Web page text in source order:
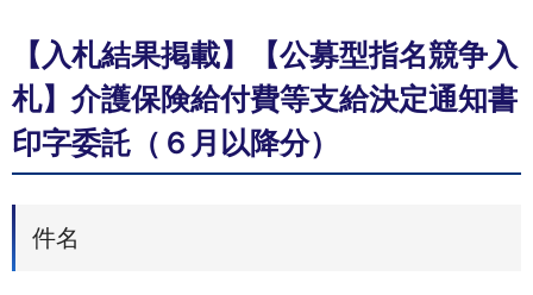
【入札結果掲載】【公募型指名競争⼊
札】介護保険給付費等⽀給決定通知書
印字委託（６⽉以降分）
件名